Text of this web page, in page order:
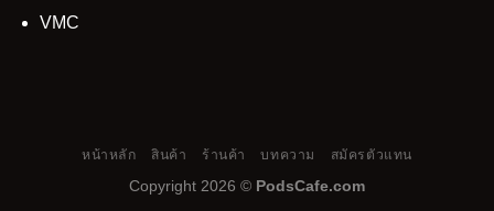
VMC
หน้าหลัก สินค้า ร้านค้า บทความ สมัครตัวแทน
Copyright 2026 © PodsCafe.com